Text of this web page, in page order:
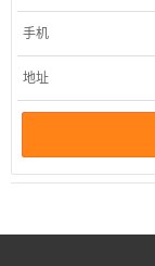
手机
地址